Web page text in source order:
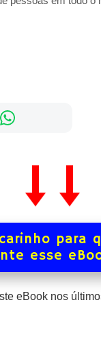
para
esse
eBook nos